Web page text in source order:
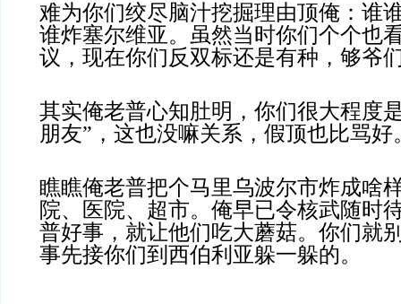
难为你们绞尽脑汁挖掘理由顶俺：谁
谁炸塞尔维亚。虽然当时你们个个也
议，现在你们反双标还是有种，够爷
其实俺老普心知肚明，你们很大程度
朋友”，这也没嘛关系，假顶也比骂好
瞧瞧俺老普把个马里乌波尔市炸成啥
院、医院、超市。俺早已令核武随时
普好事，就让他们吃大蘑菇。你们就
事先接你们到西伯利亚躲一躲的。